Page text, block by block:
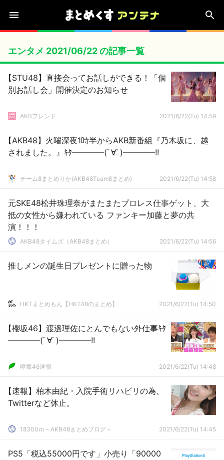
エンタメ 2021/06/22 の記事一覧
【STU48】直接会ってお話しができる！「個
別お話し会」開催決定のお知らせ
AKBフレンド 2021/6/22(Tu) 14:59
【AKB48】火曜深夜1時半からAKB新番組『乃木坂に、越
されました。』ｷﾀ━━━━(ﾟ∀ﾟ)━━━━!!
チーム8まとめりか(AKB48Team8まとめ) 2021/6/22(Tu) 14:58
元SKE48松井珠理奈がまたまたプロレス仕事ゲット、大
抵の女性から嫌われている ファンキー加藤と夢の共
演！！！
AKB48タイムズ（AKB48まとめ） 2021/6/22(Tu) 14:56
推しメンの誕生日プレゼントに贈った物
HKTまとめもん【HKT48のまとめ】 2021/6/22(Tu) 14:50
【櫻坂46】渡邉理佐にとんでもない外仕事ｷﾀ
━━━━(ﾟ∀ﾟ)━━━━!!
欅坂46速報 2021/6/22(Tu) 14:48
【速報】柏木由紀・入院手術リハビリの為、
Twitterなど休止。
18300ｍ～AKB48まとめブログ～ 2021/6/22(Tu) 14:45
PS5「税込55000円です」小売り「90000